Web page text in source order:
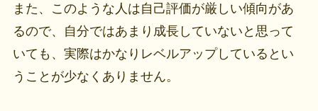
また、このような人は自己評価が厳しい傾向があ
るので、自分ではあまり成長していないと思って
いても、実際はかなりレベルアップしているとい
うことが少なくありません。